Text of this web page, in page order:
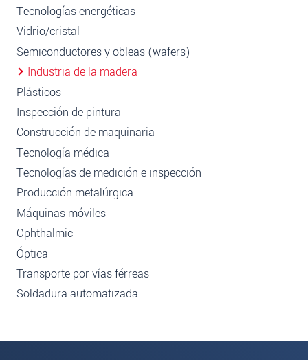
Tecnologías energéticas
Vidrio/cristal
Semiconductores y obleas (wafers)
Industria de la madera
Plásticos
Inspección de pintura
Construcción de maquinaria
Tecnología médica
Tecnologías de medición e inspección
Producción metalúrgica
Máquinas móviles
Ophthalmic
Óptica
Transporte por vías férreas
Soldadura automatizada